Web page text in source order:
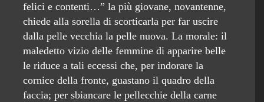
felici e contenti…” la più giovane, novantenne,
chiede alla sorella di scorticarla per far uscire
dalla pelle vecchia la pelle nuova. La morale: il
maledetto vizio delle femmine di apparire belle
le riduce a tali eccessi che, per indorare la
cornice della fronte, guastano il quadro della
faccia; per sbiancare le pellecchie della carne